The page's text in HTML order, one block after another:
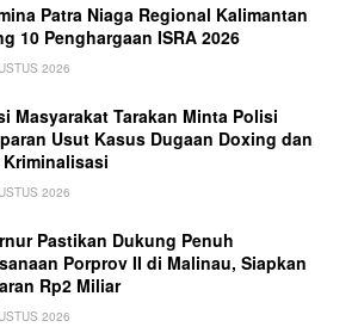
Patra Niaga Regional Kalimantan
10 Penghargaan ISRA 2026
2026
Masyarakat Tarakan Minta Polisi
Usut Kasus Dugaan Doxing dan
2026
Pastikan Dukung Penuh
Porprov II di Malinau, Siapkan
Rp2 Miliar
2026